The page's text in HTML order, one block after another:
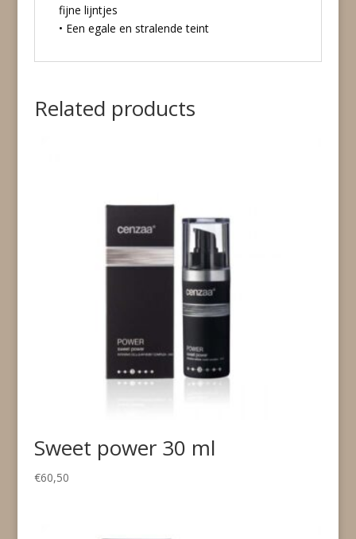
fijne lijntjes
• Een egale en stralende teint
Related products
Sweet power 30 ml
€60,50